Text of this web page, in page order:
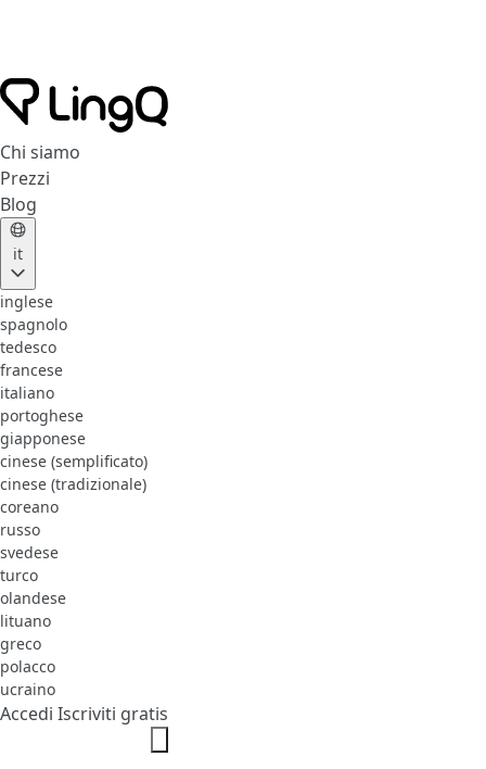
Chi siamo
Prezzi
Blog
it
inglese
spagnolo
tedesco
francese
italiano
portoghese
giapponese
cinese (semplificato)
cinese (tradizionale)
coreano
russo
svedese
turco
olandese
lituano
greco
polacco
ucraino
Accedi Iscriviti gratis